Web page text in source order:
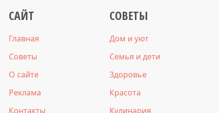
САЙТ
Главная
Советы
О сайте
Реклама
Контакты
СОВЕТЫ
Дом и уют
Семья и дети
Здоровье
Красота
Кулинария